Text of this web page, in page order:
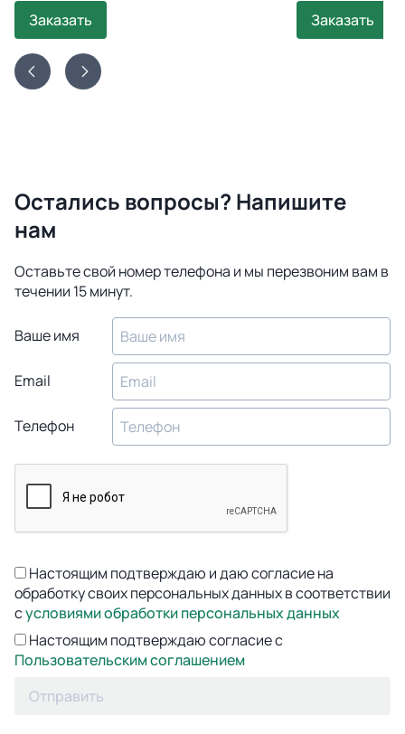
Заказать Заказать
Остались вопросы? Напишите
нам
Оставьте свой номер телефона и мы перезвоним вам в
течении 15 минут.
Ваше имя
Email
Телефон
Настоящим подтверждаю и даю согласие на
обработку своих персональных данных в соответствии
сусловиями обработки персональных данных
Настоящим подтверждаю согласие с
Пользовательским соглашением
Отправить